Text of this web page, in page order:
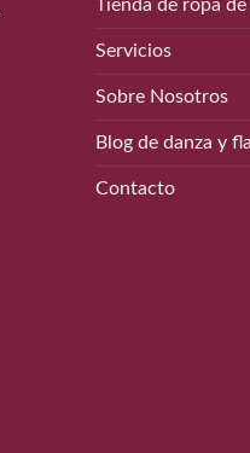
Tienda de ropa
Servicios
Sobre Nosotros
Blog de danza y
Contacto